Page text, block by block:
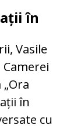
în
Vasile
în
cu